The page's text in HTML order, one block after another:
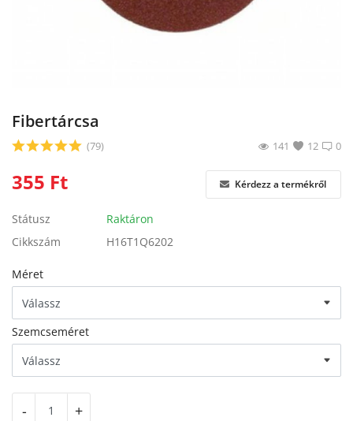
Fibertárcsa
0
(79) 12
141
355 Ft Kérdezz a termékről
Státusz
Raktáron
Cikkszám
H16T1Q6202
Méret
Szemcseméret
- +